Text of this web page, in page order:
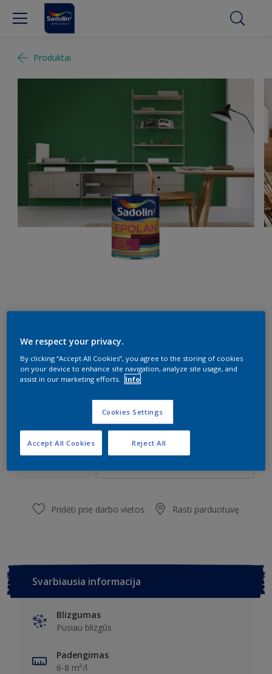
Produktai
K2.30.40
Kiekis Dažų kiekio skaičiuoklė
Pridėti prie darbo vietos Rasti parduotuvę
Svarbiausia informacija
Blizgumas
Pusiau blizgūs
Padengimas
6-8 m²/l
We respect your privacy.
By clicking “Accept All Cookies”, you agree to the storing of cookies
on your device to enhance site navigation, analyze site usage, and
assist in our marketing efforts.
Info
Cookies Settings
Reject All
Accept All Cookies